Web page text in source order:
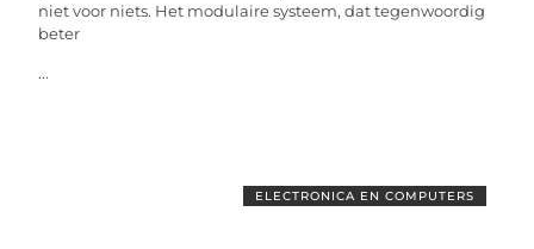
niet voor niets. Het modulaire systeem, dat tegenwoordig
beter
...
ELECTRONICA EN COMPUTERS